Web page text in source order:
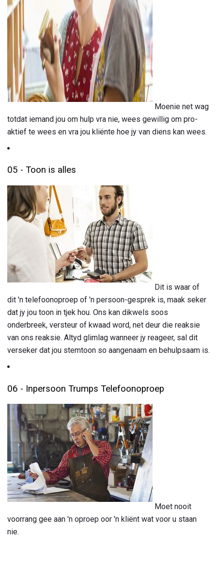
ad
Moenie net wag
totdat iemand jou om hulp vra nie, wees gewillig om pro-
aktief te wees en vra jou kliënte hoe jy van diens kan wees.
05 - Toon is alles
Dit is waar of
dit 'n telefoonoproep of 'n persoon-gesprek is, maak seker
dat jy jou toon in tjek hou. Ons kan dikwels soos
onderbreek, versteur of kwaad word, net deur die reaksie
van ons reaksie. Altyd glimlag wanneer jy reageer, sal dit
verseker dat jou stemtoon so aangenaam en behulpsaam is.
06 - Inpersoon Trumps Telefoonoproep
Moet nooit
voorrang gee aan 'n oproep oor 'n kliënt wat voor u staan ​​
nie.